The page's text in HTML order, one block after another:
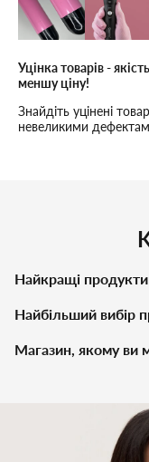
Уцінка товарів -
меншу ціну!
Знайдіть уцінені
невеликими
Найкращі
Найбільший вибір
Магазин, якому ви